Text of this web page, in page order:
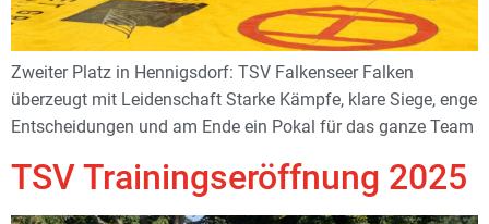
Zweiter Platz in Hennigsdorf: TSV Falkenseer Falken
überzeugt mit Leidenschaft Starke Kämpfe, klare Siege, enge
Entscheidungen und am Ende ein Pokal für das ganze Team
TSV Trainingseröffnung 2025